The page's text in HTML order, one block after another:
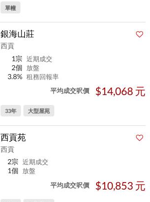
單幢
銀海山莊
西貢
1宗 近期成交
2個 放盤
3.8% 租務回報率
平均成交呎價
$14,068 元
33年 大型屋苑
西貢苑
西貢
2宗 近期成交
1個
放盤
平均成交呎價
$10,853 元